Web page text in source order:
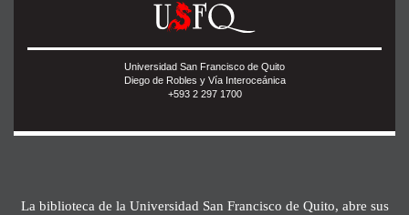
Universidad San Francisco de Quito
Diego de Robles y Vía Interoceánica
+593 2 297 1700
La biblioteca de la Universidad San Francisco de Quito, abre sus